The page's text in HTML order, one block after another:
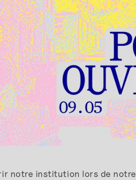
notre institution lors de notre